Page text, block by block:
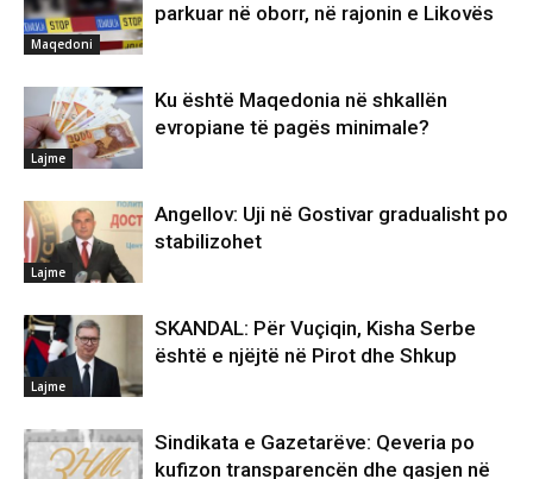
Maqedoni
parkuar në oborr, në rajonin e Likovës
Lajme
Ku është Maqedonia në shkallën
evropiane të pagës minimale?
Lajme
Angellov: Uji në Gostivar gradualisht po
stabilizohet
Lajme
SKANDAL: Për Vuçiqin, Kisha Serbe
është e njëjtë në Pirot dhe Shkup
Sindikata e Gazetarëve: Qeveria po
kufizon transparencën dhe qasjen në